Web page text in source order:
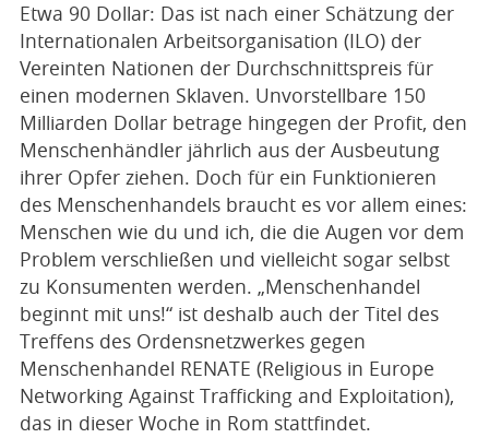
Impressum und Datenschutzerklärung
Etwa 90 Dollar: Das ist nach einer Schätzung der
Internationalen Arbeitsorganisation (ILO) der
Vereinten Nationen der Durchschnittspreis für
einen modernen Sklaven. Unvorstellbare 150
Milliarden Dollar betrage hingegen der Profit, den
Menschenhändler jährlich aus der Ausbeutung
ihrer Opfer ziehen. Doch für ein Funktionieren
des Menschenhandels braucht es vor allem eines:
Menschen wie du und ich, die die Augen vor dem
Problem verschließen und vielleicht sogar selbst
zu Konsumenten werden. „Menschenhandel
beginnt mit uns!“ ist deshalb auch der Titel des
Treffens des Ordensnetzwerkes gegen
Menschenhandel RENATE (Religious in Europe
Networking Against Trafficking and Exploitation),
das in dieser Woche in Rom stattfindet.